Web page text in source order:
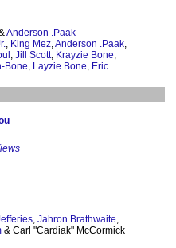
Anderson .Paak
, King Mez,Anderson .Paak,
, Jill Scott, Krayzie Bone,
Bone, Layzie Bone, Eric
, Jahron Brathwaite,
& Carl "Cardiak" McCormick